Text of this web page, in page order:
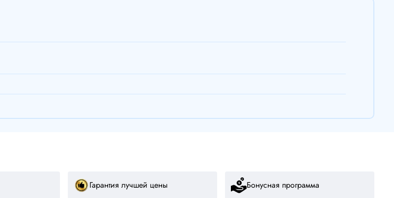
Гарантия лучшей цены Бонусная программа